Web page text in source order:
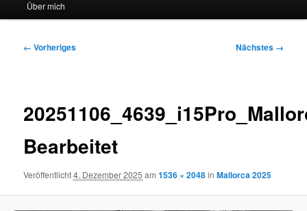
Über mich
Bilder-
← Vorheriges Nächstes →
Bearbeitet
Veröffentlicht4. Dezember 2025 am1536 × 2048inMallorca 2025